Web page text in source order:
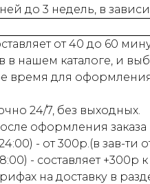
до 3 недель, в
от 40 до 60
нашем каталоге, и
время для оформления
24/7, без выходных.
оформления заказа
- от 300р.(в зав-ти
- составляет +300р
на доставку в